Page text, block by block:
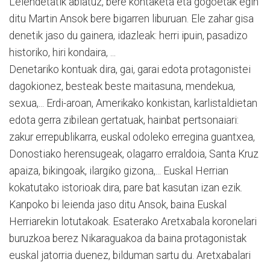
ditu Martin Ansok bere bigarren liburuan. Ele zahar gisa
denetik jaso du gainera, idazleak: herri ipuin, pasadizo
historiko, hiri kondaira, ...
Denetariko kontuak dira, gai, garai edota protagonistei
dagokionez, besteak beste maitasuna, mendekua,
sexua,... Erdi-aroan, Amerikako konkistan, karlistaldietan
edota gerra zibilean gertatuak, hainbat pertsonaiari:
zakur errepublikarra, euskal odoleko erregina guantxea,
Donostiako herensugeak, olagarro erraldoia, Santa Kruz
apaiza, bikingoak, ilargiko gizona,... Euskal Herrian
kokatutako istorioak dira, pare bat kasutan izan ezik.
Kanpoko bi leienda jaso ditu Ansok, baina Euskal
Herriarekin lotutakoak. Esaterako Aretxabala koronelari
buruzkoa berez Nikaraguakoa da baina protagonistak
euskal jatorria duenez, bilduman sartu du. Aretxabalari